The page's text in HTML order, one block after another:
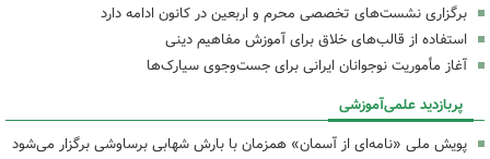
برگزاری نشست‌های تخصصی محرم و اربعین در کانون ادامه دارد
استفاده از قالب‌های خلاق برای آموزش مفاهیم دینی
آغاز مأموریت نوجوانان ایرانی برای جست‌وجوی سیارک‌ها
پربازدید علمی‌آموزشی
پویش ملی «نامه‌ای از آسمان» همزمان با بارش شهابی برساوشی برگزار می‌شود